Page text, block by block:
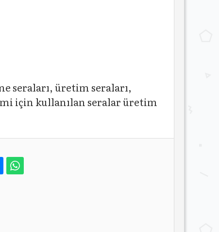
seraları, üretim seraları,
için kullanılan seralar üretim